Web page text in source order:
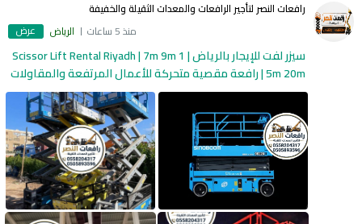
رافعات النصر لتأجير الرافعات والمعدات الثقيلة والخفيفة
منذ 5 ساعات
الرياض عرض
سيزر لفت للإيجار بالرياض | Scissor Lift Rental Riyadh | 7m 9m 1
5m 20m | رافعة مقصية متحركة للأعمال المرتفعة والمقاولات